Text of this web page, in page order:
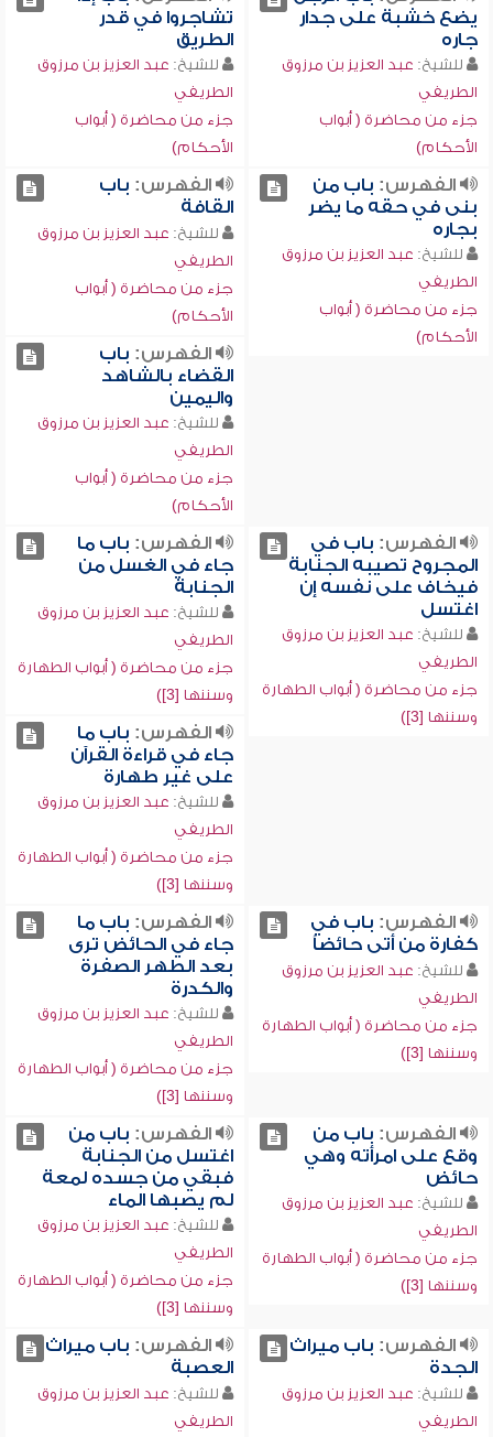
يضع خشبة على جدار
جاره
للشيخ: عبد العزيز بن مرزوق
الطريفي
جزء من محاضرة ( أبواب
الأحكام)
تشاجروا في قدر
الطريق
للشيخ: عبد العزيز بن مرزوق
الطريفي
جزء من محاضرة ( أبواب
الأحكام)
الفهرس: باب من
بنى في حقه ما يضر
بجاره
للشيخ: عبد العزيز بن مرزوق
الطريفي
جزء من محاضرة ( أبواب
الأحكام)
الفهرس: باب
القافة
للشيخ: عبد العزيز بن مرزوق
الطريفي
جزء من محاضرة ( أبواب
الأحكام)
الفهرس: باب
القضاء بالشاهد
واليمين
للشيخ: عبد العزيز بن مرزوق
الطريفي
جزء من محاضرة ( أبواب
الأحكام)
الفهرس: باب في
المجروح تصيبه الجنابة
فيخاف على نفسه إن
اغتسل
للشيخ: عبد العزيز بن مرزوق
الطريفي
جزء من محاضرة ( أبواب الطهارة
وسننها [3])
الفهرس: باب ما
جاء في الغسل من
الجنابة
للشيخ: عبد العزيز بن مرزوق
الطريفي
جزء من محاضرة ( أبواب الطهارة
وسننها [3])
الفهرس: باب ما
جاء في قراءة القرآن
على غير طهارة
للشيخ: عبد العزيز بن مرزوق
الطريفي
جزء من محاضرة ( أبواب الطهارة
وسننها [3])
الفهرس: باب في
كفارة من أتى حائضاً
للشيخ: عبد العزيز بن مرزوق
الطريفي
جزء من محاضرة ( أبواب الطهارة
وسننها [3])
الفهرس: باب ما
جاء في الحائض ترى
بعد الطهر الصفرة
والكدرة
للشيخ: عبد العزيز بن مرزوق
الطريفي
جزء من محاضرة ( أبواب الطهارة
وسننها [3])
الفهرس: باب من
وقع على امرأته وهي
حائض
للشيخ: عبد العزيز بن مرزوق
الطريفي
جزء من محاضرة ( أبواب الطهارة
وسننها [3])
الفهرس: باب من
اغتسل من الجنابة
فبقي من جسده لمعة
لم يصبها الماء
للشيخ: عبد العزيز بن مرزوق
الطريفي
جزء من محاضرة ( أبواب الطهارة
وسننها [3])
الفهرس: باب ميراث
الجدة
للشيخ: عبد العزيز بن مرزوق
الطريفي
الفهرس: باب ميراث
العصبة
للشيخ: عبد العزيز بن مرزوق
الطريفي